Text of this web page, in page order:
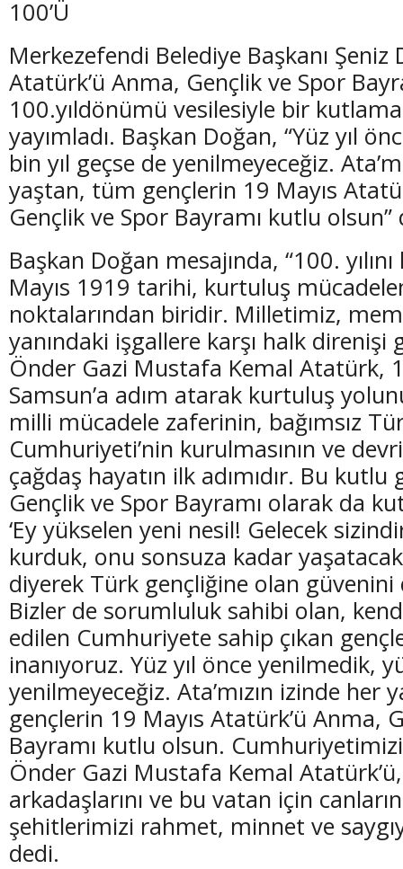
100’Ü
Merkezefendi Belediye Başkanı Şeniz
Atatürk’ü Anma, Gençlik ve Spor
100.yıldönümü vesilesiyle bir
yayımladı. Başkan Doğan, “Yüz yıl
bin yıl geçse de yenilmeyeceğiz.
yaştan, tüm gençlerin 19 Mayıs
Gençlik ve Spor Bayramı kutlu olsun”
Başkan Doğan mesajında, “100. yılını
Mayıs 1919 tarihi, kurtuluş
noktalarından biridir. Milletimiz,
yanındaki işgallere karşı halk
Önder Gazi Mustafa Kemal Atatürk,
Samsun’a adım atarak kurtuluş
milli mücadele zaferinin, bağımsız
Cumhuriyeti’nin kurulmasının ve
çağdaş hayatın ilk adımıdır. Bu
Gençlik ve Spor Bayramı olarak da
‘Ey yükselen yeni nesil! Gelecek
kurduk, onu sonsuza kadar
diyerek Türk gençliğine olan
Bizler de sorumluluk sahibi olan,
edilen Cumhuriyete sahip çıkan
inanıyoruz. Yüz yıl önce yenilmedik,
yenilmeyeceğiz. Ata’mızın izinde her
gençlerin 19 Mayıs Atatürk’ü Anma,
Bayramı kutlu olsun.
Önder Gazi Mustafa Kemal
arkadaşlarını ve bu vatan için
şehitlerimizi rahmet, minnet ve
dedi.
(20 Şubat - 20 Mart)
Balık Burcunun 07.08.2026 Günlük Yorumu
(21 Mart - 20
Koç